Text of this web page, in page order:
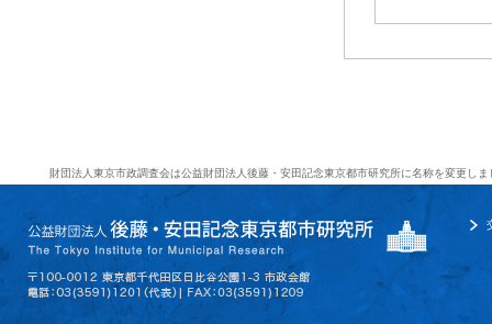
財団法人東京市政調査会は公益財団法人後藤・安田記念東京都市研究所に名称を変更しま